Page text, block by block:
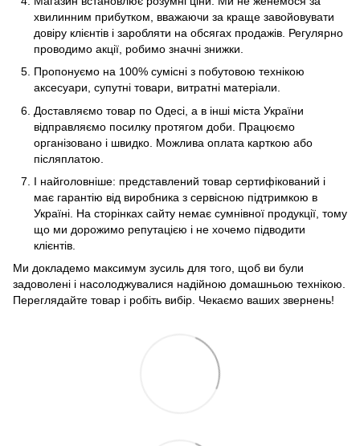
хвилинним прибутком, вважаючи за краще завойовувати
довіру клієнтів і заробляти на обсягах продажів. Регулярно
проводимо акції, робимо значні знижки.
Пропонуємо на 100% сумісні з побутовою технікою
аксесуари, супутні товари, витратні матеріали.
Доставляємо товар по Одесі, а в інші міста України
відправляємо посилку протягом доби. Працюємо
організовано і швидко. Можлива оплата карткою або
післяплатою.
І найголовніше: представлений товар сертифікований і
має гарантію від виробника з сервісною підтримкою в
Україні. На сторінках сайту немає сумнівної продукції, тому
що ми дорожимо репутацією і не хочемо підводити
клієнтів.
Ми докладемо максимум зусиль для того, щоб ви були
задоволені і насолоджувалися надійною домашньою технікою.
Переглядайте товар і робіть вибір. Чекаємо ваших звернень!